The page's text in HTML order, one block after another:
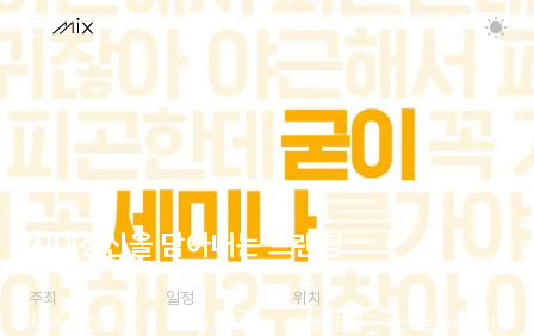
시대정신을 담아내는 브랜딩
주최
시몬스 김성준
일정
2025.07.31
위치
서울 강남구 언주로 564 라